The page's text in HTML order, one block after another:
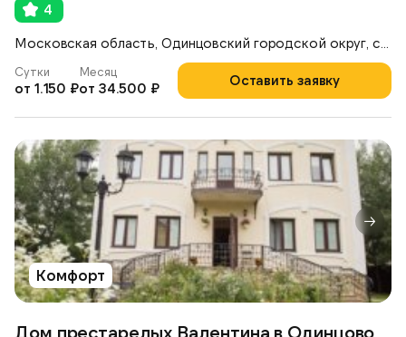
4
Оставить заявку
Сутки
от 1.150 ₽
Месяц
от 34.500 ₽
Комфорт
Дом престарелых Валентина в Одинцово